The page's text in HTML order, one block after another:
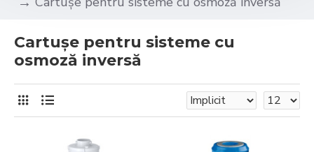
Cartușe pentru sisteme cu
osmoză inversă